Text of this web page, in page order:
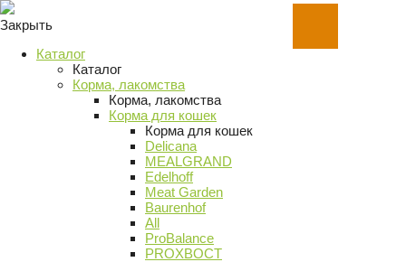
Закрыть
Каталог
Каталог
Корма, лакомства
Корма, лакомства
Корма для кошек
Корма для кошек
Delicana
MEALGRAND
Edelhoff
Meat Garden
Baurenhof
All
ProBalance
PROХВОСТ